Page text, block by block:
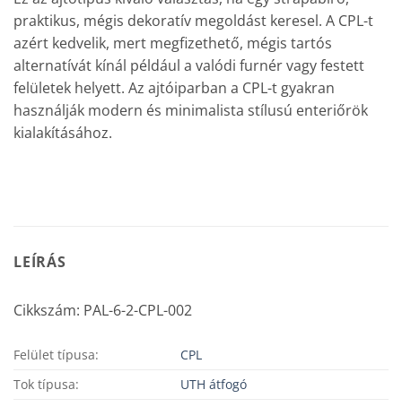
praktikus, mégis dekoratív megoldást keresel. A CPL-t
azért kedvelik, mert megfizethető, mégis tartós
alternatívát kínál például a valódi furnér vagy festett
felületek helyett. Az ajtóiparban a CPL-t gyakran
használják modern és minimalista stílusú enteriőrök
kialakításához.
LEÍRÁS
Cikkszám: PAL-6-2-CPL-002
Felület típusa:
CPL
Tok típusa:
UTH átfogó